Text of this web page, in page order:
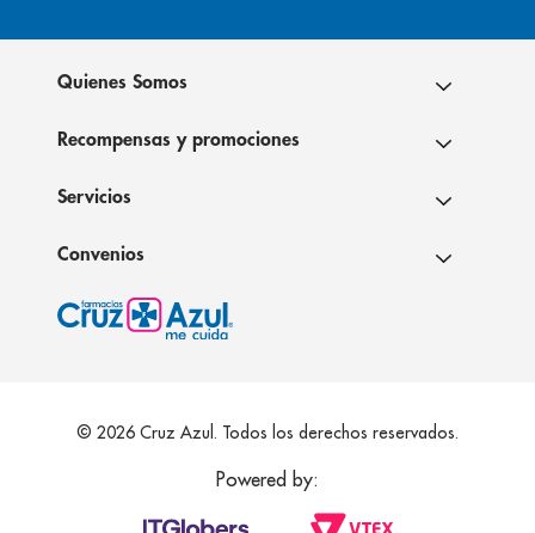
Quienes Somos
Recompensas y promociones
Servicios
Convenios
© 2026 Cruz Azul. Todos los derechos reservados.
Powered by: